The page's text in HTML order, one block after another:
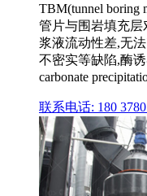
TBM(tunnel boring
管片与围岩填充
浆液流动性差,无
不密实等缺陷,酶诱
carbonate
联系电话: 180 3780